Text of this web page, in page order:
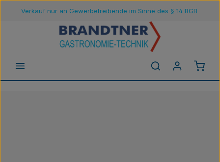
Zum Hauptinhalt springen
Verkauf nur an Gewerbetreibende im Sinne des § 14 BGB